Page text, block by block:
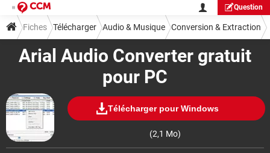
Question
Arial Audio Converter gratuit
pour PC
Télécharger pour Windows
(2,1 Mo)
Fiches Télécharger Audio & Musique Conversion & Extraction